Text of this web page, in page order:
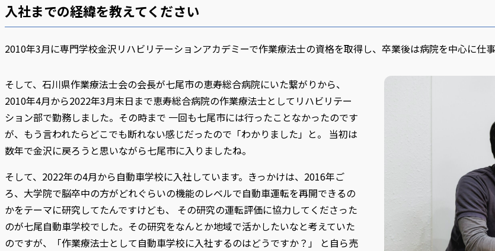
入社までの経緯を教えてください
2010年3月に専門学校金沢リハビリテーションアカデミーで作業療法士の資格を取得し、卒業後は病院を中心に仕
そして、石川県作業療法士会の会長が七尾市の恵寿総合病院にいた繋がりから、
2010年4月から2022年3月末日まで恵寿総合病院の作業療法士としてリハビリテー
ション部で勤務しました。その時まで 一回も七尾市には行ったことなかったのです
が、もう言われたらどこでも断れない感じだったので「わかりました」と。 当初は
数年で金沢に戻ろうと思いながら七尾市に入りましたね。
そして、2022年の4月から自動車学校に入社しています。きっかけは、2016年ご
ろ、大学院で脳卒中の方がどれぐらいの機能のレベルで自動車運転を再開できるの
かをテーマに研究してたんですけども、 その研究の運転評価に協力してくださった
のが七尾自動車学校でした。その研究をなんとか地域で活かしたいなと考えていた
のですが、「作業療法士として自動車学校に入社するのはどうですか？」 と自ら売